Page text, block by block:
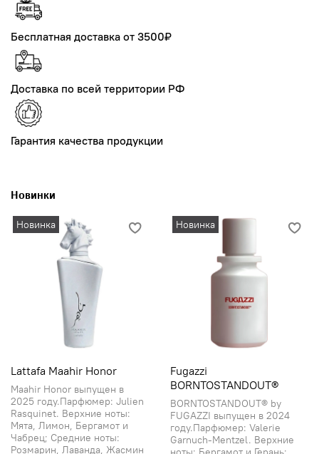
Бесплатная доставка от 3500₽
Доставка по всей территории РФ
Гарантия качества продукции
Новинки
Новинка
Lattafa Maahir Honor
Maahir Honor выпущен в
2025 году.Парфюмер: Julien
Rasquinet. Верхние ноты:
Мята, Лимон, Бергамот и
Чабрец; Средние ноты:
Розмарин, Лаванда, Жасмин
Новинка
Fugazzi
BORNTOSTANDOUT®
BORNTOSTANDOUT® by
FUGAZZI выпущен в 2024
году.Парфюмер: Valerie
Garnuch-Mentzel. Верхние